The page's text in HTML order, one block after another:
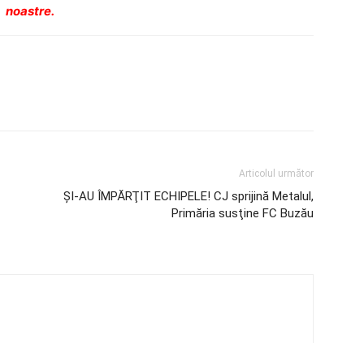
noastre.
Articolul următor
ŞI-AU ÎMPĂRŢIT ECHIPELE! CJ sprijină Metalul,
Primăria susţine FC Buzău